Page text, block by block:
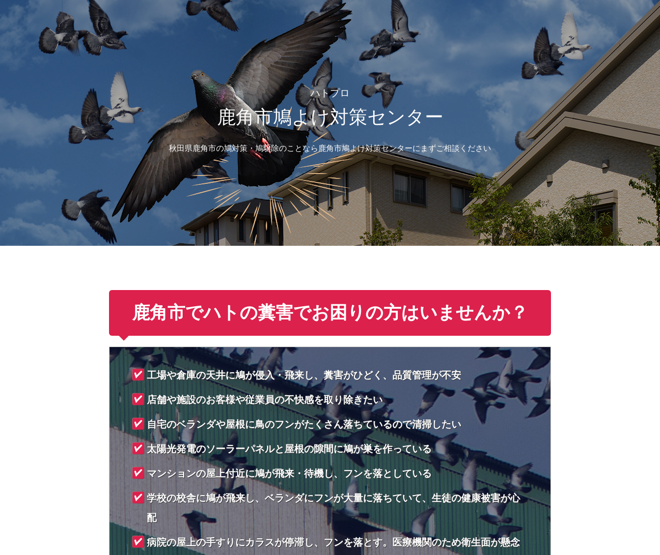
ハトプロ
鹿角市鳩よけ対策センター
秋田県鹿角市の鳩対策・鳩駆除のことなら鹿角市鳩よけ対策センターにまずご相談ください
鹿角市でハトの糞害でお困りの方はいませんか？
工場や倉庫の天井に鳩が侵入・飛来し、糞害がひどく、品質管理が不安
店舗や施設のお客様や従業員の不快感を取り除きたい
自宅のベランダや屋根に鳥のフンがたくさん落ちているので清掃したい
太陽光発電のソーラーパネルと屋根の隙間に鳩が巣を作っている
マンションの屋上付近に鳩が飛来・待機し、フンを落としている
学校の校舎に鳩が飛来し、ベランダにフンが大量に落ちていて、生徒の健康被害が心
配
病院の屋上の手すりにカラスが停滞し、フンを落とす。医療機関のため衛生面が懸念